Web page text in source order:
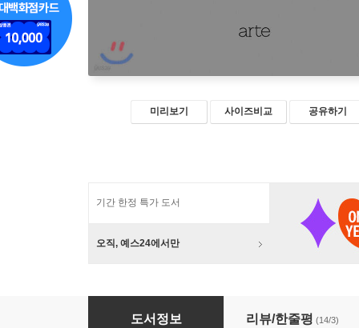
미리보기 사이즈비교 공유하기
기간 한정 특가 도서
오직, 예스24에서만
도서정보 리뷰/한줄평 (14/3)